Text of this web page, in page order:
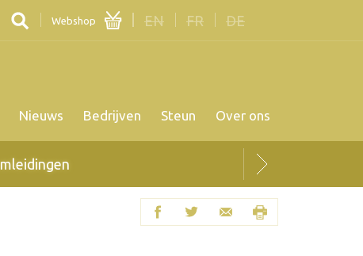
Webshop EN FR DE
Nieuws Bedrijven Steun Over ons